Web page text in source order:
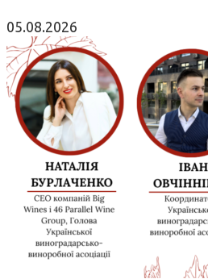
05.08.2026